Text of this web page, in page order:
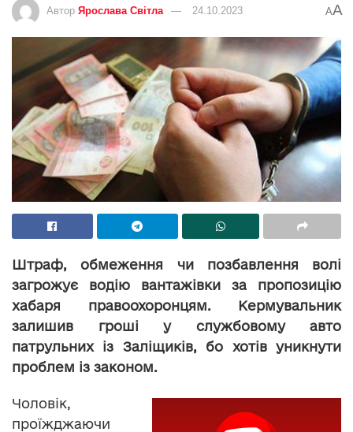
Автор Ярослава Світла 24.10.2023 AA
Штраф, обмеження чи позбавлення волі
загрожує водію вантажівки за пропозицію
хабаря правоохоронцям. Кермувальник
залишив гроші у службовому авто
патрульних із Заліщиків, бо хотів уникнути
проблем із законом.
Чоловік,
проїжджаючи